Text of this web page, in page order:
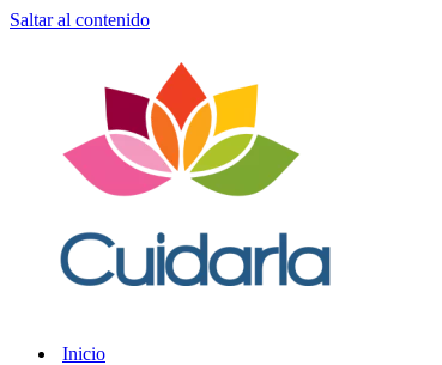
Saltar al contenido
Inicio